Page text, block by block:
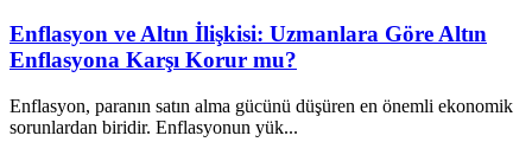
Enflasyon ve Altın İlişkisi: Uzmanlara Göre Altın
Enflasyona Karşı Korur mu?
Enflasyon, paranın satın alma gücünü düşüren en önemli ekonomik
sorunlardan biridir. Enflasyonun yük...